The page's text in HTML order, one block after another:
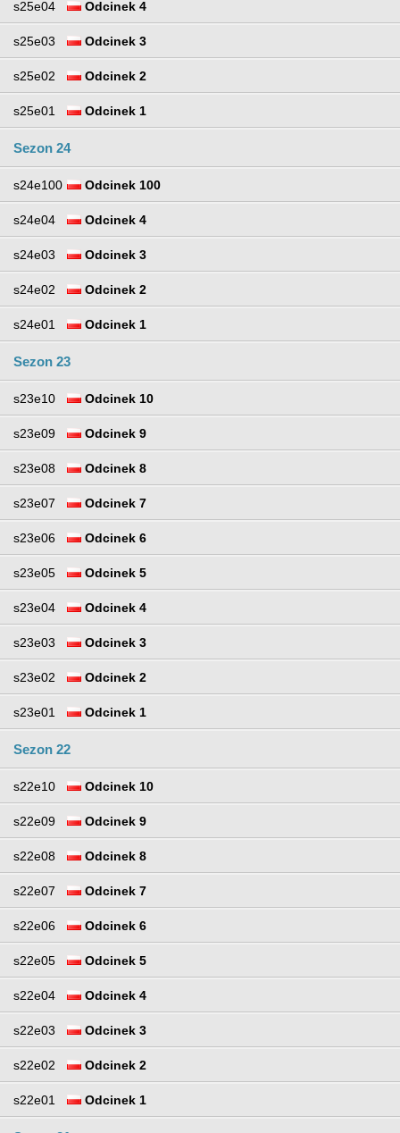
s25e04 Odcinek 4
s25e03 Odcinek 3
s25e02 Odcinek 2
s25e01 Odcinek 1
Sezon 24
s24e100 Odcinek 100
s24e04 Odcinek 4
s24e03 Odcinek 3
s24e02 Odcinek 2
s24e01 Odcinek 1
Sezon 23
s23e10 Odcinek 10
s23e09 Odcinek 9
s23e08 Odcinek 8
s23e07 Odcinek 7
s23e06 Odcinek 6
s23e05 Odcinek 5
s23e04 Odcinek 4
s23e03 Odcinek 3
s23e02 Odcinek 2
s23e01 Odcinek 1
Sezon 22
s22e10 Odcinek 10
s22e09 Odcinek 9
s22e08 Odcinek 8
s22e07 Odcinek 7
s22e06 Odcinek 6
s22e05 Odcinek 5
s22e04 Odcinek 4
s22e03 Odcinek 3
s22e02 Odcinek 2
s22e01 Odcinek 1